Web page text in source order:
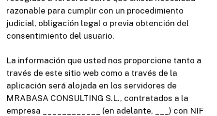
razonable para cumplir con un procedimiento
judicial, obligación legal o previa obtención del
consentimiento del usuario.
La información que usted nos proporcione tanto a
través de este sitio web como a través de la
aplicación será alojada en los servidores de
MRABASA CONSULTING S.L., contratados a la
empresa ____________ (en adelante, ___) con NIF